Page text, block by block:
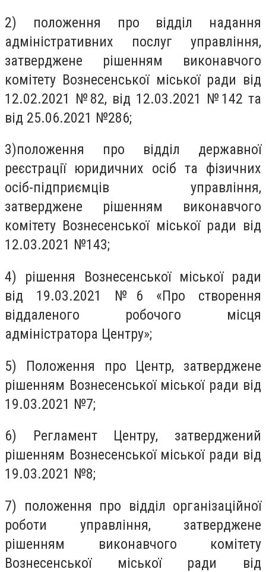
2) положення про відділ надання
адміністративних послуг управління,
затверджене рішенням виконавчого
комітету Вознесенської міської ради від
12.02.2021 №82, від 12.03.2021 №142 та
від 25.06.2021 №286;
3)положення про відділ державної
реєстрації юридичних осіб та фізичних
осіб-підприємців управління,
затверджене рішенням виконавчого
комітету Вознесенської міської ради від
12.03.2021 №143;
4) рішення Вознесенської міської ради
від 19.03.2021 №6 «Про створення
віддаленого робочого місця
адміністратора Центру»;
5) Положення про Центр, затверджене
рішенням Вознесенської міської ради від
19.03.2021 №7;
6) Регламент Центру, затверджений
рішенням Вознесенської міської ради від
19.03.2021 №8;
7) положення про відділ організаційної
роботи управління, затверджене
рішенням виконавчого комітету
Вознесенської міської ради від